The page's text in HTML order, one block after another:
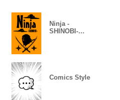
Ninja -
SHINOBI-
Comics Style